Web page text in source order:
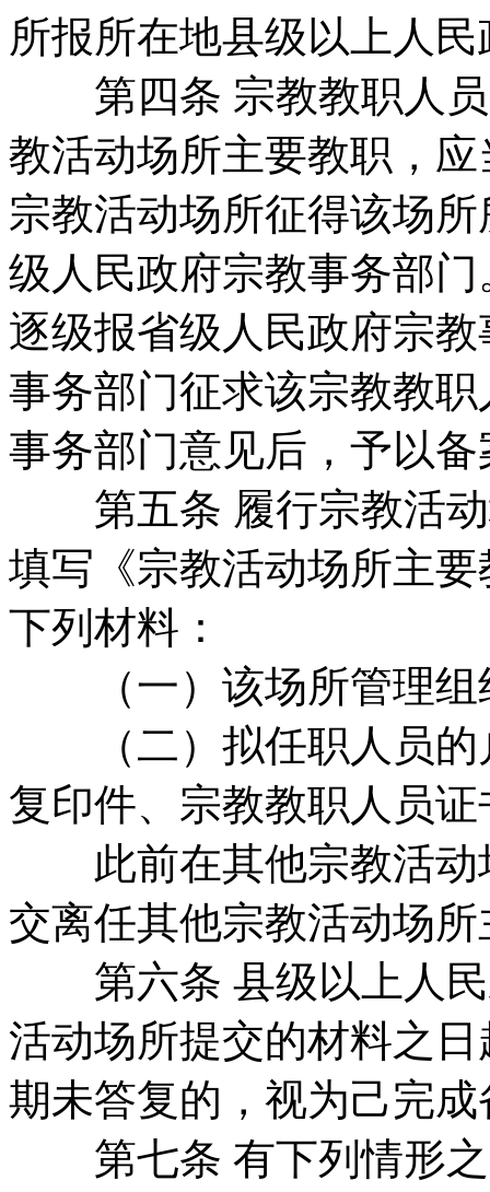
所报所在地县级以上人
第四条 宗教教职人员
教活动场所主要教职，
宗教活动场所征得该场
级人民政府宗教事务部
逐级报省级人民政府宗
事务部门征求该宗教教
事务部门意见后，予以备
第五条 履行宗教活动
填写《宗教活动场所主
下列材料：
（一）该场所管理组
（二）拟任职人员的
复印件、宗教教职人员
此前在其他宗教活动
交离任其他宗教活动场
第六条 县级以上人民
活动场所提交的材料之
期未答复的，视为己完
第七条 有下列情形之